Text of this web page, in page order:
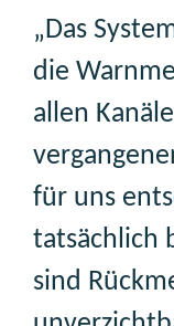
„Das
die
allen
für uns
tatsächlich
sind